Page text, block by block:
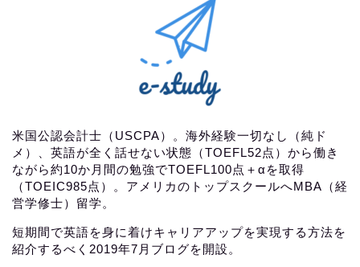
米国公認会計士（USCPA）。海外経験一切なし（純ド
メ）、英語が全く話せない状態（TOEFL52点）から働き
ながら約10か月間の勉強でTOEFL100点＋αを取得
（TOEIC985点）。アメリカのトップスクールへMBA（経
営学修士）留学。
短期間で英語を身に着けキャリアアップを実現する方法を
紹介するべく2019年7月ブログを開設。